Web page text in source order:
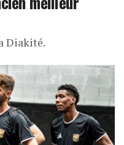
Diakité.